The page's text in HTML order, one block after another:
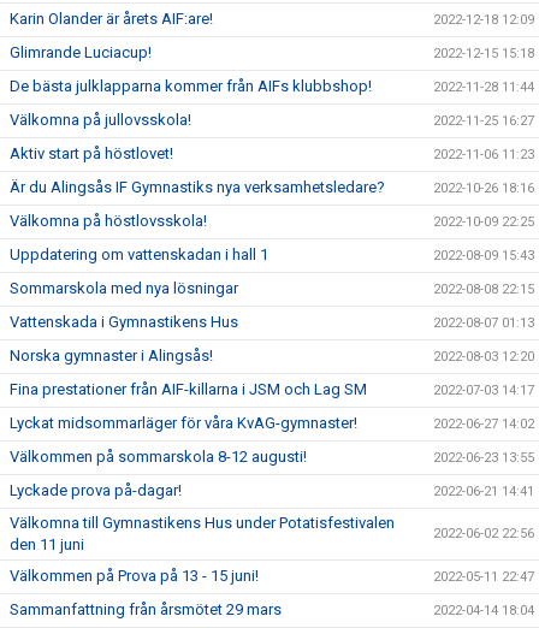
Karin Olander är årets AIF:are! 2022-12-18 12:09
Glimrande Luciacup! 2022-12-15 15:18
De bästa julklapparna kommer från AIFs klubbshop! 2022-11-28 11:44
Välkomna på jullovsskola! 2022-11-25 16:27
Aktiv start på höstlovet! 2022-11-06 11:23
Är du Alingsås IF Gymnastiks nya verksamhetsledare? 2022-10-26 18:16
Välkomna på höstlovsskola! 2022-10-09 22:25
Uppdatering om vattenskadan i hall 1 2022-08-09 15:43
Sommarskola med nya lösningar 2022-08-08 22:15
Vattenskada i Gymnastikens Hus 2022-08-07 01:13
Norska gymnaster i Alingsås! 2022-08-03 12:20
Fina prestationer från AIF-killarna i JSM och Lag SM 2022-07-03 14:17
Lyckat midsommarläger för våra KvAG-gymnaster! 2022-06-27 14:02
Välkommen på sommarskola 8-12 augusti! 2022-06-23 13:55
Lyckade prova på-dagar! 2022-06-21 14:41
Välkomna till Gymnastikens Hus under Potatisfestivalen
den 11 juni
2022-06-02 22:56
Välkommen på Prova på 13 - 15 juni! 2022-05-11 22:47
Sammanfattning från årsmötet 29 mars 2022-04-14 18:04